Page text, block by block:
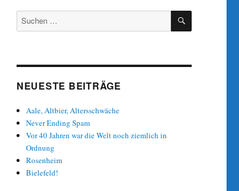
Suche
nach:
SUCHEN
NEUESTE BEITRÄGE
Aale, Altbier, Altersschwäche
Never Ending Spam
Vor 40 Jahren war die Welt noch ziemlich in
Ordnung
Rosenheim
Bielefeld!